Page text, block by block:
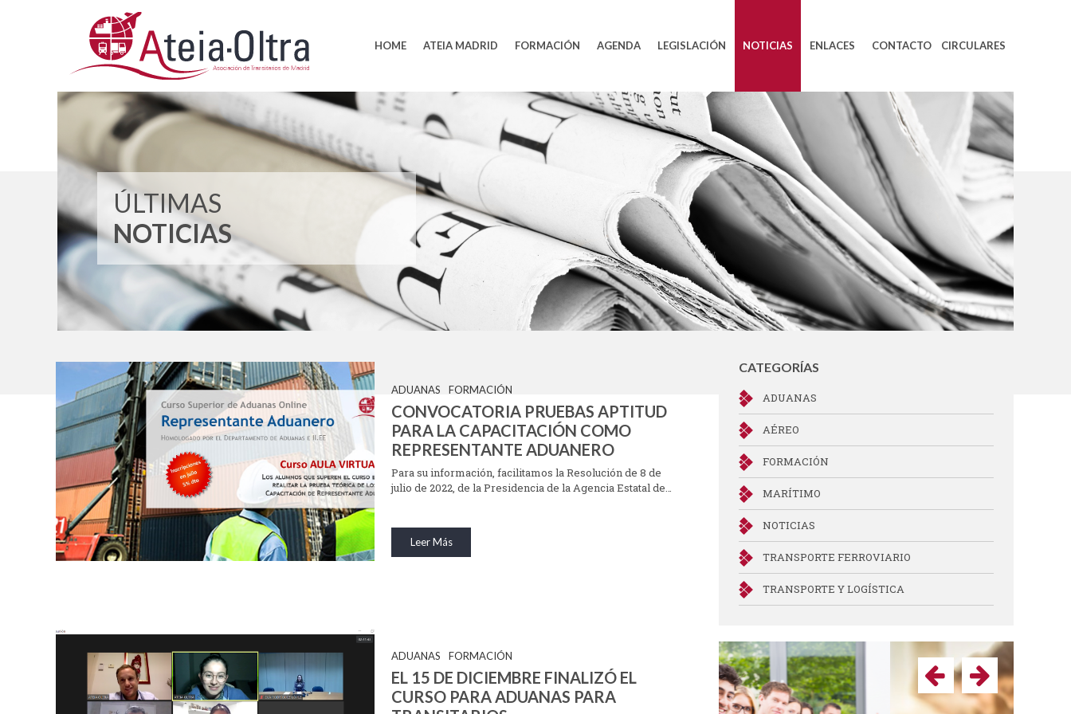
CIRCULARES
HOME ATEIA MADRID FORMACIÓN AGENDA LEGISLACIÓN NOTICIAS ENLACES CONTACTO
ÚLTIMAS
NOTICIAS
ADUANAS FORMACIÓN
CONVOCATORIA PRUEBAS APTITUD
PARA LA CAPACITACIÓN COMO
REPRESENTANTE ADUANERO
Para su información, facilitamos la Resolución de 8 de
julio de 2022, de la Presidencia de la Agencia Estatal de…
Leer Más
ADUANAS FORMACIÓN
EL 15 DE DICIEMBRE FINALIZÓ EL
CURSO PARA ADUANAS PARA
CATEGORÍAS
ADUANAS
AÉREO
FORMACIÓN
MARÍTIMO
NOTICIAS
TRANSPORTE FERROVIARIO
TRANSPORTE Y LOGÍSTICA